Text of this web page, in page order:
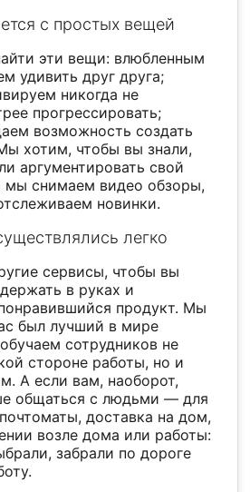
с простых вещей
эти вещи: влюбленным
удивить друг друга;
никогда не
прогрессировать;
возможность создать
хотим, чтобы вы знали,
аргументировать свой
мы снимаем видео обзоры,
новинки.
легко
сервисы, чтобы вы
в руках и
продукт. Мы
был лучший в мире
сотрудников не
стороне работы, но и
А если вам, наоборот,
общаться с людьми — для
доставка на дом,
возле дома или работы:
забрали по дороге